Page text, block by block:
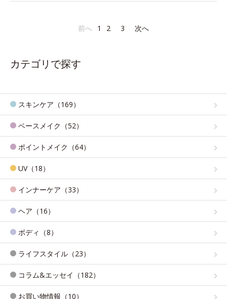
前へ 1 2 3 次へ
カテゴリで探す
スキンケア（169）
ベースメイク（52）
ポイントメイク（64）
UV（18）
インナーケア（33）
ヘア（16）
ボディ（8）
ライフスタイル（23）
コラム&エッセイ（182）
お買い物情報（10）